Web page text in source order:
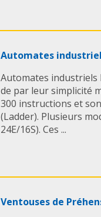
Automates
Automates industriels
de par leur simplicité
300 instructions et
(Ladder). Plusieurs
24E/16S). Ces ...
Ventouses de